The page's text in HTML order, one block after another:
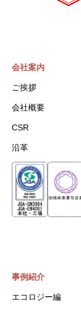
会社案内
ご挨拶
会社概要
CSR
沿革
事例紹介
エコロジー編